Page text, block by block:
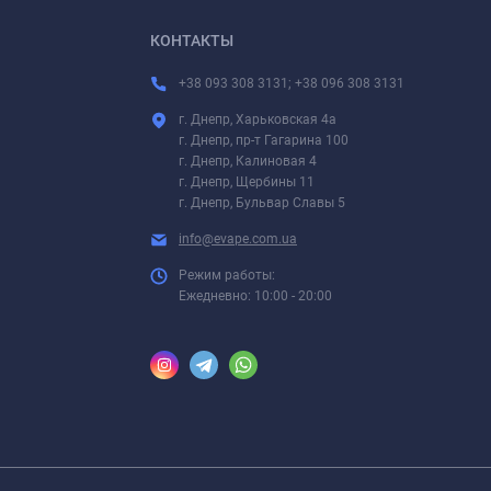
КОНТАКТЫ
+38 093 308 3131; +38 096 308 3131
г. Днепр, Харьковская 4а
г. Днепр, пр-т Гагарина 100
г. Днепр, Калиновая 4
г. Днепр, Щербины 11
г. Днепр, Бульвар Славы 5
info@evape.com.ua
Режим работы:
Ежедневно: 10:00 - 20:00